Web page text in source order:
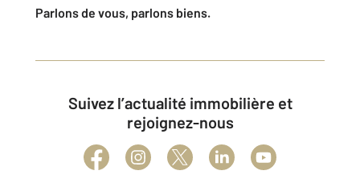
Parlons de vous, parlons biens.
Suivez l’actualité immobilière et
rejoignez-nous